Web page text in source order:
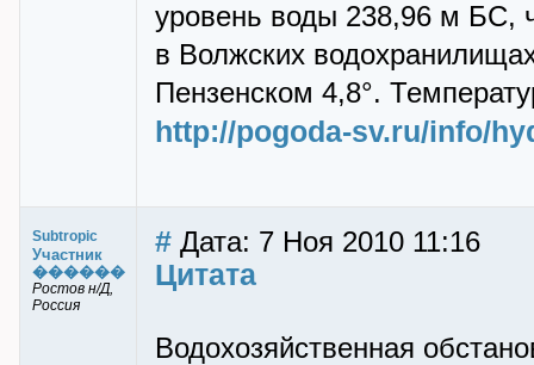
уровень воды 238,96 м БС,
в Волжских
Пензенском 4,8°.
http://pogoda-sv.ru/info/
Subtropic
Участник
������
Ростов н/Д,
Россия
# Дата: 7 Ноя 2010 11:16
Цитата
Водохозяйственная